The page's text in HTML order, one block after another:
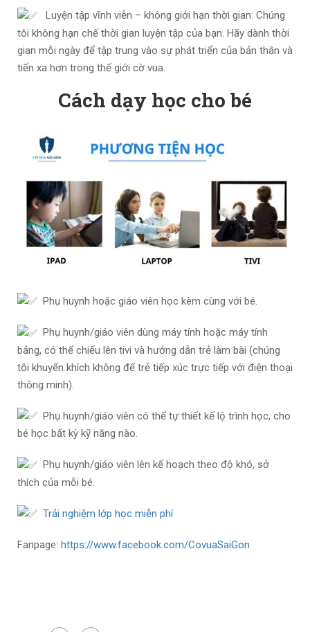
Luyện tập vĩnh viễn – không giới hạn thời gian: Chúng
tôi không hạn chế thời gian luyện tập của bạn. Hãy dành thời
gian mỗi ngày để tập trung vào sự phát triển của bản thân và
tiến xa hơn trong thế giới cờ vua.
Cách dạy học cho bé
Phụ huynh hoặc giáo viên học kèm cùng với bé.
Phụ huynh/giáo viên dùng máy tính hoặc máy tính
bảng, có thể chiếu lên tivi và hướng dẫn trẻ làm bài (chúng
tôi khuyến khích không để trẻ tiếp xúc trực tiếp với điện thoại
thông minh).
Phụ huynh/giáo viên có thể tự thiết kế lộ trình học, cho
bé học bất kỳ kỹ năng nào.
Phụ huynh/giáo viên lên kế hoạch theo độ khó, sở
thích của mỗi bé.
Trải nghiệm lớp học miễn phí
Fanpage: https://www.facebook.com/CovuaSaiGon